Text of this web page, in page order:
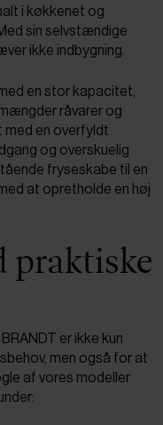
i køkkenet og
sin selvstændige
ikke indbygning.
en stor kapacitet,
råvarer og
en overfyldt
og overskuelig
fryseskabe til en
at opretholde en høj
praktiske
er ikke kun
men også for at
af vores modeller